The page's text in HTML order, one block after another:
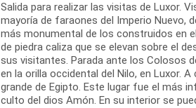
Salida para realizar las visitas de Luxor.
mayoría de faraones del Imperio Nuevo,
más monumental de los construidos en
de piedra caliza que se elevan sobre el
sus visitantes. Parada ante los Colosos
en la orilla occidental del Nilo, en Luxor.
grande de Egipto. Este lugar fue el más
culto del dios Amón. En su interior se